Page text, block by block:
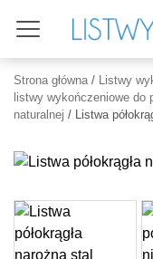
Strona główna/ Listwy
listwy wykończeniowe do
naturalnej / Listwa